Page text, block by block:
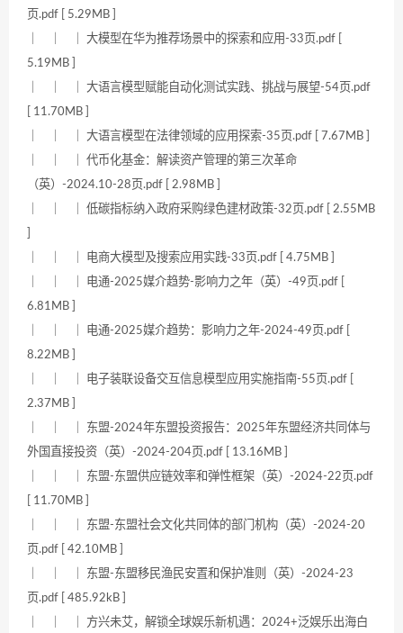
页.pdf [ 5.29MB ]
｜ ｜ ｜ 大模型在华为推荐场景中的探索和应用-33页.pdf [
5.19MB ]
｜ ｜ ｜ 大语言模型赋能自动化测试实践、挑战与展望-54页.pdf
[ 11.70MB ]
｜ ｜ ｜ 大语言模型在法律领域的应用探索-35页.pdf [ 7.67MB ]
｜ ｜ ｜ 代币化基金：解读资产管理的第三次革命
（英）-2024.10-28页.pdf [ 2.98MB ]
｜ ｜ ｜ 低碳指标纳入政府采购绿色建材政策-32页.pdf [ 2.55MB
｜ ｜ ｜ 电商大模型及搜索应用实践-33页.pdf [ 4.75MB ]
｜ ｜ ｜ 电通-2025媒介趋势-影响力之年（英）-49页.pdf [
6.81MB ]
｜ ｜ ｜ 电通-2025媒介趋势：影响力之年-2024-49页.pdf [
8.22MB ]
｜ ｜ ｜ 电子装联设备交互信息模型应用实施指南-55页.pdf [
2.37MB ]
｜ ｜ ｜ 东盟-2024年东盟投资报告：2025年东盟经济共同体与
外国直接投资（英）-2024-204页.pdf [ 13.16MB ]
｜ ｜ ｜ 东盟-东盟供应链效率和弹性框架（英）-2024-22页.pdf
[ 11.70MB ]
｜ ｜ ｜ 东盟-东盟社会文化共同体的部门机构（英）-2024-20
页.pdf [ 42.10MB ]
｜ ｜ ｜ 东盟-东盟移民渔民安置和保护准则（英）-2024-23
页.pdf [ 485.92kB ]
｜ ｜ ｜ 方兴未艾，解锁全球娱乐新机遇：2024+泛娱乐出海白